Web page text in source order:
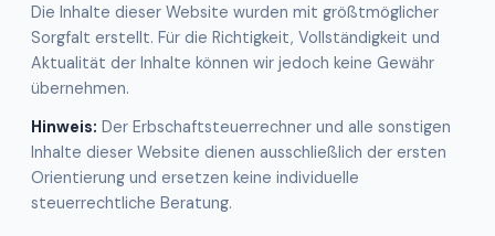
Die Inhalte dieser Website wurden mit größtmöglicher
Sorgfalt erstellt. Für die Richtigkeit, Vollständigkeit und
Aktualität der Inhalte können wir jedoch keine Gewähr
übernehmen.
Hinweis: Der Erbschaftsteuerrechner und alle sonstigen
Inhalte dieser Website dienen ausschließlich der ersten
Orientierung und ersetzen keine individuelle
steuerrechtliche Beratung.